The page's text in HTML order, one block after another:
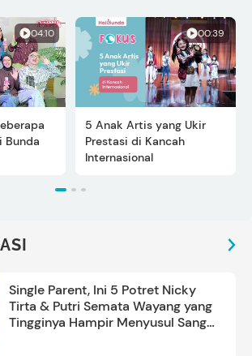
04:10
Bunda
00:39
5 Anak Artis yang Ukir
Prestasi di Kancah
Internasional
Single Parent, Ini 5 Potret Nicky
Tirta & Putri Semata Wayang yang
Tingginya Hampir Menyusul Sang